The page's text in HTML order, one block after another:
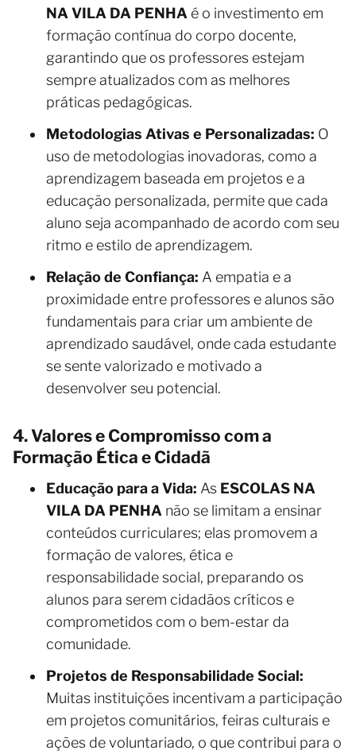
NA VILA DA PENHA é o investimento em
formação contínua do corpo docente,
garantindo que os professores estejam
sempre atualizados com as melhores
práticas pedagógicas.
Metodologias Ativas e Personalizadas: O
uso de metodologias inovadoras, como a
aprendizagem baseada em projetos e a
educação personalizada, permite que cada
aluno seja acompanhado de acordo com seu
ritmo e estilo de aprendizagem.
Relação de Confiança: A empatia e a
proximidade entre professores e alunos são
fundamentais para criar um ambiente de
aprendizado saudável, onde cada estudante
se sente valorizado e motivado a
desenvolver seu potencial.
4. Valores e Compromisso com a
Formação Ética e Cidadã
Educação para a Vida: As ESCOLAS NA
VILA DA PENHA não se limitam a ensinar
conteúdos curriculares; elas promovem a
formação de valores, ética e
responsabilidade social, preparando os
alunos para serem cidadãos críticos e
comprometidos com o bem-estar da
comunidade.
Projetos de Responsabilidade Social:
Muitas instituições incentivam a participação
em projetos comunitários, feiras culturais e
ações de voluntariado, o que contribui para o